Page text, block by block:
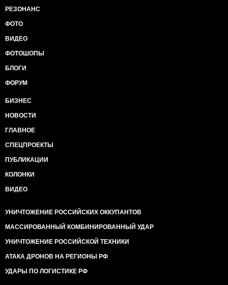
РЕЗОНАНС
ФОТО
ВИДЕО
ФОТОШОПЫ
БЛОГИ
ФОРУМ
БИЗНЕС
НОВОСТИ
ГЛАВНОЕ
СПЕЦПРОЕКТЫ
ПУБЛИКАЦИИ
КОЛОНКИ
ВИДЕО
УНИЧТОЖЕНИЕ РОССИЙСКИХ ОККУПАНТОВ
МАССИРОВАННЫЙ КОМБИНИРОВАННЫЙ УДАР
УНИЧТОЖЕНИЕ РОССИЙСКОЙ ТЕХНИКИ
АТАКА ДРОНОВ НА РЕГИОНЫ РФ
УДАРЫ ПО ЛОГИСТИКЕ РФ